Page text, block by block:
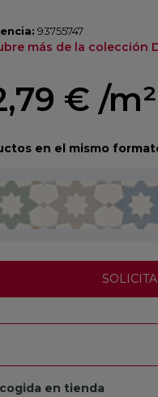
93755747
más de la colección
€ /m²
en el mismo
en tienda